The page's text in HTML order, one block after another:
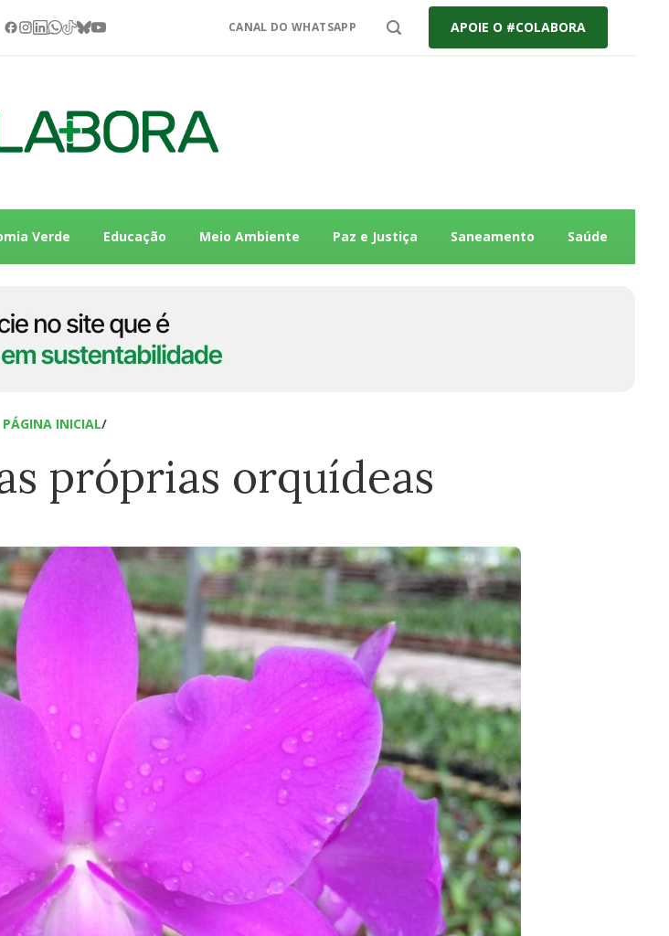
CANAL DO WHATSAPP APOIE O #COLABORA
Verde Educação Meio Ambiente Paz e Justiça Saneamento Saúde
PÁGINA INICIAL/
próprias orquídeas